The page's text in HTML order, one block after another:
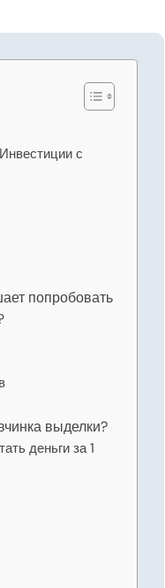
с
попробовать
выделки?
деньги за 1